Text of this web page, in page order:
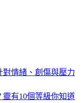
情緒、創傷與壓力
有10個等級你知道